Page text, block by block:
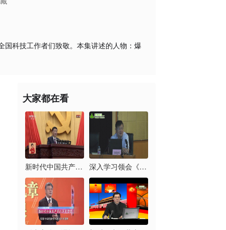
国科技工作者们致敬。本集讲述的人物：爆
大家都在看
新时代中国共产党的历... 深入学习领会《习近平...